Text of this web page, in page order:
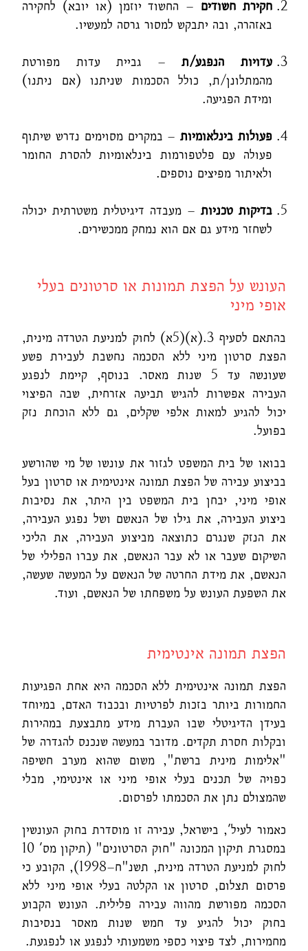
חקירת חשודים – החשוד יוזמן (או יובא) לחקירה
באזהרה, ובה יתבקש למסור גרסה למעשיו.
עדויות הנפגע/ת– גביית עדות מפורטת
מהמתלונן/ת, כולל הסכמות שניתנו (אם ניתנו)
ומידת הפגיעה.
פעולות בינלאומיות – במקרים מסוימים נדרש שיתוף
פעולה עם פלטפורמות בינלאומיות להסרת החומר
ולאיתור מפיצים נוספים.
בדיקות טכניות – מעבדה דיגיטלית משטרתית יכולה
לשחזר מידע גם אם הוא נמחק ממכשירים.
העונש על הפצת תמונות או סרטונים בעלי
אופי מיני
בהתאם לסעיף 3.(א)(5א) לחוק למניעת הטרדה מינית,
הפצת סרטון מיני ללא הסכמה נחשבת לעבירת פשע
שעונשה עד 5 שנות מאסר.
בנוסף, קיימת לנפגע
העבירה אפשרות להגיש תביעה אזרחית, שבה הפיצוי
יכול להגיע למאות אלפי שקלים, גם ללא הוכחת נזק
בפועל.
בבואו של בית המשפט לגזור את עונשו של מי שהורשע
בביצוע עבירה של הפצת תמונה אינטימית או סרטון בעל
אופי מיני, יבחן בית המשפט בין היתר, את נסיבות
ביצוע העבירה, את גילו של הנאשם ושל נפגע העבירה,
את הנזק שנגרם כתוצאה מביצוע העבירה, את הליכי
השיקום שעבר או לא עבר הנאשם, את עברו הפלילי של
הנאשם, את מידת החרטה של הנאשם על המעשה שעשה,
את השפעת העונש על משפחתו של הנאשם, ועוד.
הפצת תמונה אינטימית
הפצת תמונה אינטימית ללא הסכמה היא אחת הפגיעות
החמורות ביותר בזכות לפרטיות ובכבוד האדם, במיוחד
בעידן הדיגיטלי שבו העברת מידע מתבצעת במהירות
ובקלות חסרת תקדים. מדובר במעשה שנכנס להגדרה של
"אלימות מינית ברשת", משום שהוא מערב חשיפה
כפויה של תכנים בעלי אופי מיני או אינטימי, מבלי
שהמצולם נתן את הסכמתו לפרסום.
כאמור לעיל', בישראל, עבירה זו מוסדרת בחוק העונשין
במסגרת תיקון המכונה "חוק הסרטונים" (תיקון מס' 10
לחוק למניעת הטרדה מינית, תשנ"ח–1998), הקובע כי
פרסום תצלום, סרטון או הקלטה בעלי אופי מיני ללא
הסכמה מפורשת מהווה עבירה פלילית. העונש הקבוע
בחוק יכול להגיע עד חמש שנות מאסר בנסיבות
מחמירות, לצד פיצוי כספי משמעותי לנפגע או לנפגעת.